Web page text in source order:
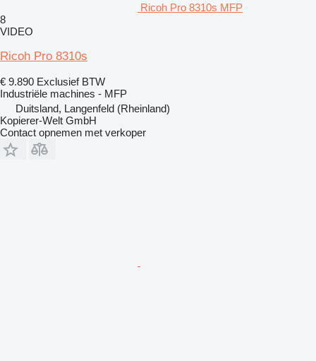
Ricoh Pro 8310s MFP
8
VIDEO
Ricoh Pro 8310s
€ 9.890 Exclusief BTW
Industriële machines - MFP
Duitsland, Langenfeld (Rheinland)
Kopierer-Welt GmbH
Contact opnemen met verkoper